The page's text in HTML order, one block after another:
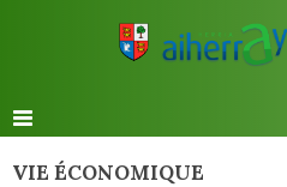
VIE ÉCONOMIQUE